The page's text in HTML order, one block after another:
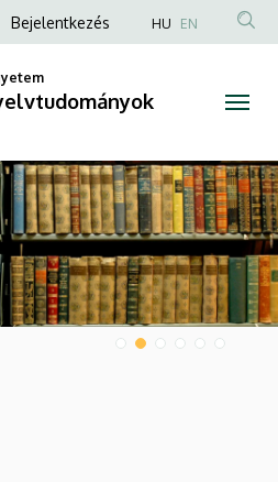
Anonim
fiók
menüje
Bejelentkezés HU EN